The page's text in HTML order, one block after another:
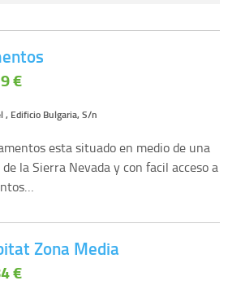
, Edificio Bulgaria, S/n
€
esta situado en medio de una
la Sierra Nevada y con facil acceso a
Zona Media
€